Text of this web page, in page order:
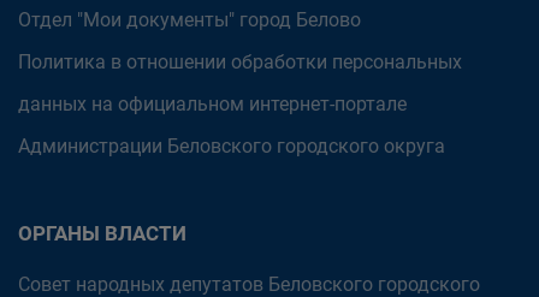
Отдел "Мои документы" город Белово
Политика в отношении обработки персональных
данных на официальном интернет-портале
Администрации Беловского городского округа
ОРГАНЫ ВЛАСТИ
Совет народных депутатов Беловского городского